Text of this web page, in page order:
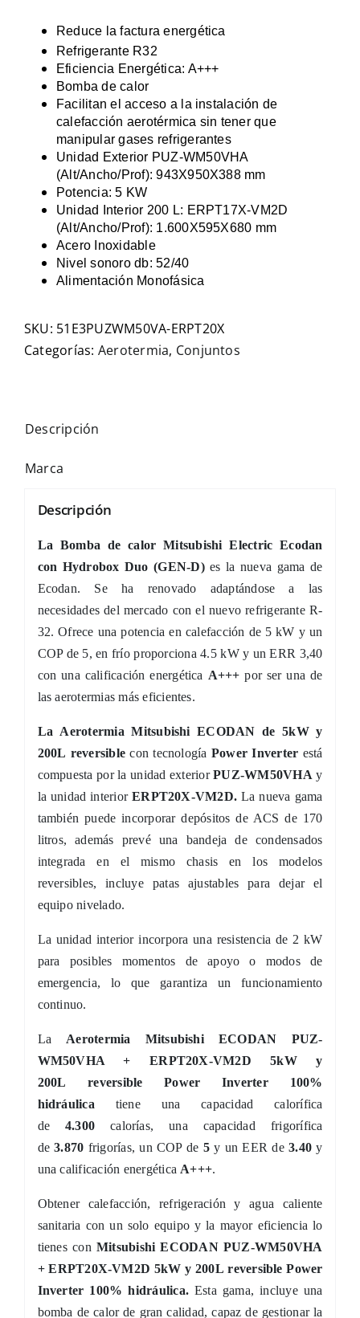
Reduce la factura energética
Refrigerante R32
Eficiencia Energética: A+++
Bomba de calor
Facilitan el acceso a la instalación de
calefacción aerotérmica sin tener que
manipular gases refrigerantes
Unidad Exterior PUZ-WM50VHA
(Alt/Ancho/Prof): 943X950X388 mm
Potencia: 5 KW
Unidad Interior 200 L: ERPT17X-VM2D
(Alt/Ancho/Prof): 1.600X595X680 mm
Acero Inoxidable
Nivel sonoro db: 52/40
Alimentación Monofásica
SKU: 51E3PUZWM50VA-ERPT20X
Categorías: Aerotermia, Conjuntos
Descripción
Marca
Descripción
La Bomba de calor Mitsubishi Electric Ecodan
con Hydrobox Duo (GEN-D)es la nueva gama de
Ecodan. Se ha renovado adaptándose a las
necesidades del mercado con el nuevo refrigerante R-
32. Ofrece una potencia en calefacción de 5 kW y un
COP de 5, en frío proporciona 4.5 kW y un ERR 3,40
con una calificación energética A+++ por ser una de
las aerotermias más eficientes.
La Aerotermia Mitsubishi ECODAN de 5kW y
200L reversible con tecnología Power Inverter está
compuesta por la unidad exteriorPUZ-WM50VHA y
la unidad interiorERPT20X-VM2D. La nueva gama
también puede incorporar depósitos de ACS de 170
litros, además prevé una bandeja de condensados
integrada en el mismo chasis en los modelos
reversibles, incluye patas ajustables para dejar el
equipo nivelado.
La unidad interior incorpora una resistencia de 2 kW
para posibles momentos de apoyo o modos de
emergencia, lo que garantiza un funcionamiento
continuo.
La
Aerotermia Mitsubishi ECODAN PUZ-
WM50VHA + ERPT20X-VM2D 5kW y
200L reversible Power Inverter
100%
hidráulica tiene una capacidad calorífica
de 4.300 calorías, una capacidad frigorífica
de3.870 frigorías, un COP de 5y un EER de3.40 y
una calificación energética A+++.
Obtener calefacción, refrigeración y agua caliente
sanitaria con un solo equipo y la mayor eficiencia lo
tienes con Mitsubishi ECODAN PUZ-WM50VHA
+ ERPT20X-VM2D 5kW y 200L reversible Power
Inverter 100% hidráulica. Esta gama, incluye una
bomba de calor de gran calidad, capaz de gestionar la